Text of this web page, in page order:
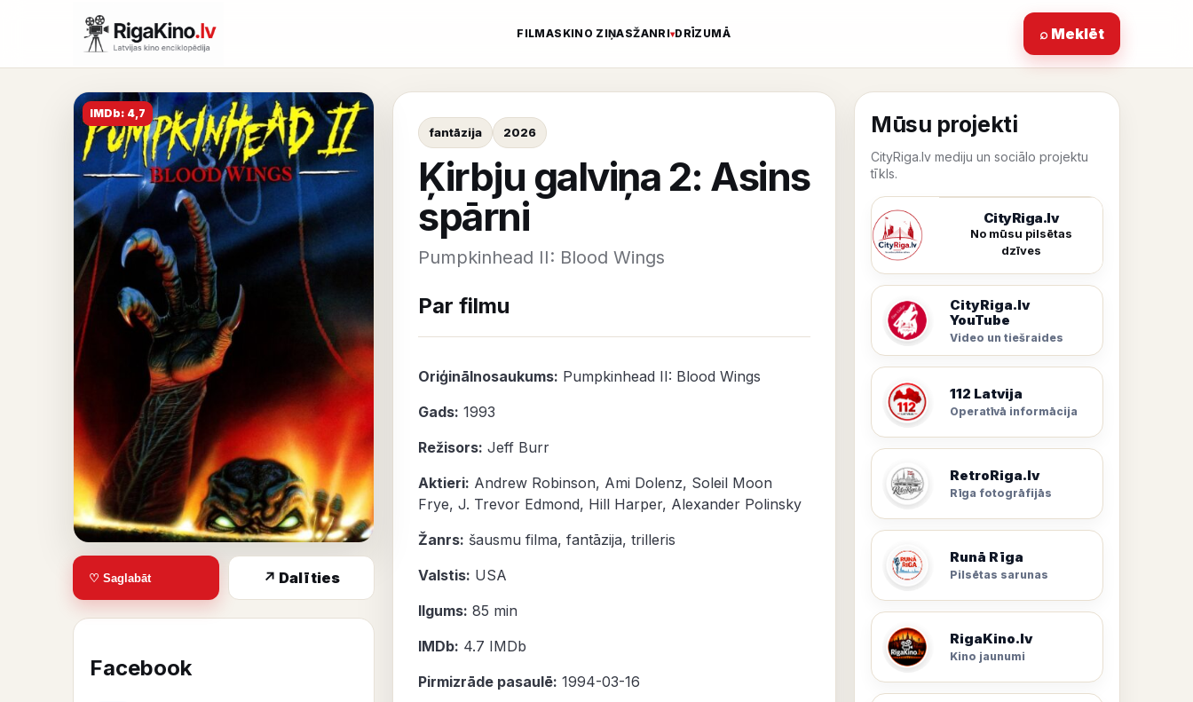
FILMAS KINO ZIŅASŽANRI DRĪZUMĀ ⌕ Meklēt
IMDb: 4,7
♡ Saglabāt ↗ Dalīties
Facebook
fantāzija 2026
Ķirbju galviņa 2: Asins
spārni
Pumpkinhead II: Blood Wings
Par filmu
Oriģinālnosaukums: Pumpkinhead II: Blood Wings
Gads: 1993
Režisors: Jeff Burr
Aktieri: Andrew Robinson, Ami Dolenz, Soleil Moon
Frye, J. Trevor Edmond, Hill Harper, Alexander Polinsky
Žanrs: šausmu filma, fantāzija, trilleris
Valstis: USA
Ilgums: 85 min
IMDb: 4.7 IMDb
Pirmizrāde pasaulē: 1994-03-16
Mūsu projekti
CityRiga.lv mediju un sociālo projektu
tīkls.
CityRiga.lv
No mūsu pilsētas
dzīves
CityRiga.lv
YouTube
Video un tiešraides
112 Latvija
Operatīvā informācija
RetroRiga.lv
Rīga fotogrāfijās
Runā Rīga
Pilsētas sarunas
RigaKino.lv
Kino jaunumi